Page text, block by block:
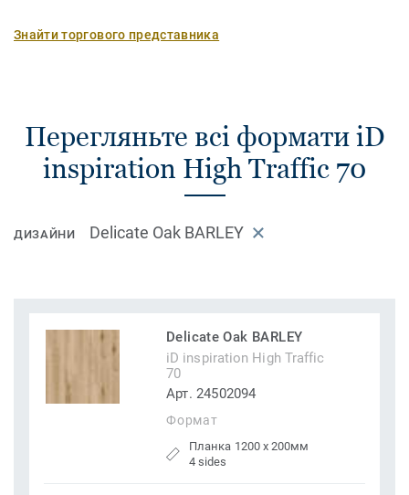
Знайти торгового представника
Перегляньте всі формати iD
inspiration High Traffic 70
ДИЗАЙНИ Delicate Oak BARLEY
Delicate Oak BARLEY
iD inspiration High Traffic
70
Арт. 24502094
Формат
Планка 1200 x 200мм
4 sides